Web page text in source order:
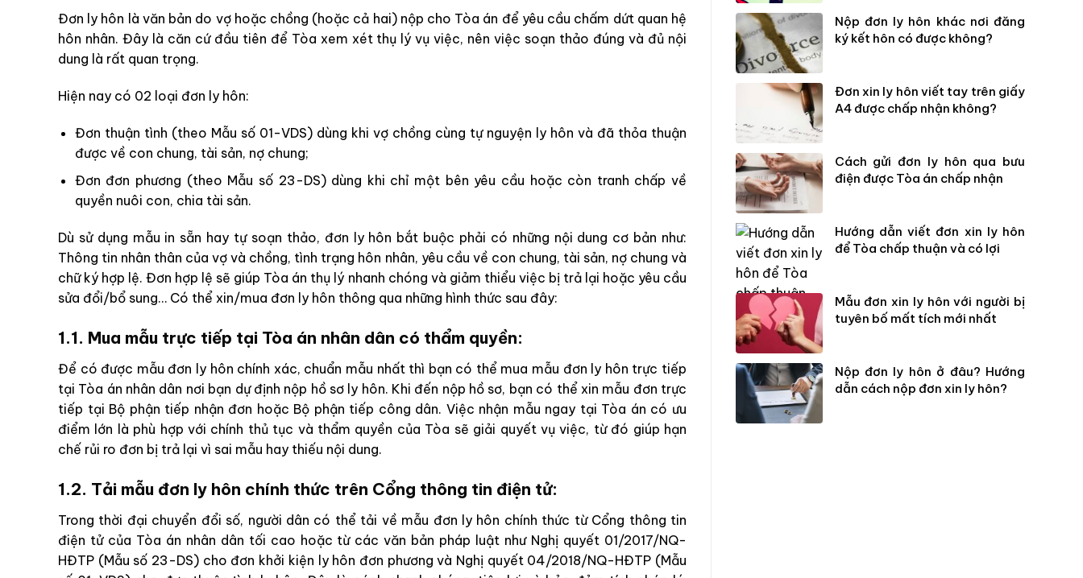
Đơn ly hôn là văn bản do vợ hoặc chồng (hoặc cả hai) nộp cho Tòa án để yêu cầu chấm dứt quan hệ
hôn nhân. Đây là căn cứ đầu tiên để Tòa xem xét thụ lý vụ việc, nên việc soạn thảo đúng và đủ nội
dung là rất quan trọng.
Hiện nay có 02 loại đơn ly hôn:
Đơn thuận tình (theo Mẫu số 01-VDS) dùng khi vợ chồng cùng tự nguyện ly hôn và đã thỏa thuận
được về con chung, tài sản, nợ chung;
Đơn đơn phương (theo Mẫu số 23-DS) dùng khi chỉ một bên yêu cầu hoặc còn tranh chấp về
quyền nuôi con, chia tài sản.
Dù sử dụng mẫu in sẵn hay tự soạn thảo, đơn ly hôn bắt buộc phải có những nội dung cơ bản như:
Thông tin nhân thân của vợ và chồng, tình trạng hôn nhân, yêu cầu về con chung, tài sản, nợ chung và
chữ ký hợp lệ. Đơn hợp lệ sẽ giúp Tòa án thụ lý nhanh chóng và giảm thiểu việc bị trả lại hoặc yêu cầu
sửa đổi/bổ sung… Có thể xin/mua đơn ly hôn thông qua những hình thức sau đây:
1.1. Mua mẫu trực tiếp tại Tòa án nhân dân có thẩm quyền:
Để có được mẫu đơn ly hôn chính xác, chuẩn mẫu nhất thì bạn có thể mua mẫu đơn ly hôn trực tiếp
tại Tòa án nhân dân nơi bạn dự định nộp hồ sơ ly hôn. Khi đến nộp hồ sơ, bạn có thể xin mẫu đơn trực
tiếp tại Bộ phận tiếp nhận đơn hoặc Bộ phận tiếp công dân. Việc nhận mẫu ngay tại Tòa án có ưu
điểm lớn là phù hợp với chính thủ tục và thẩm quyền của Tòa sẽ giải quyết vụ việc, từ đó giúp hạn
chế rủi ro đơn bị trả lại vì sai mẫu hay thiếu nội dung.
1.2. Tải mẫu đơn ly hôn chính thức trên Cổng thông tin điện tử:
Trong thời đại chuyển đổi số, người dân có thể tải về mẫu đơn ly hôn chính thức từ Cổng thông tin
điện tử của Tòa án nhân dân tối cao hoặc từ các văn bản pháp luật như Nghị quyết 01/2017/NQ-
HĐTP (Mẫu số 23-DS) cho đơn khởi kiện ly hôn đơn phương và Nghị quyết 04/2018/NQ-HĐTP (Mẫu
Nộp đơn ly hôn khác nơi đăng
ký kết hôn có được không?
Đơn xin ly hôn viết tay trên giấy
A4 được chấp nhận không?
Cách gửi đơn ly hôn qua bưu
điện được Tòa án chấp nhận
Hướng dẫn viết đơn xin ly hôn
để Tòa chấp thuận và có lợi
Mẫu đơn xin ly hôn với người bị
tuyên bố mất tích mới nhất
Nộp đơn ly hôn ở đâu? Hướng
dẫn cách nộp đơn xin ly hôn?